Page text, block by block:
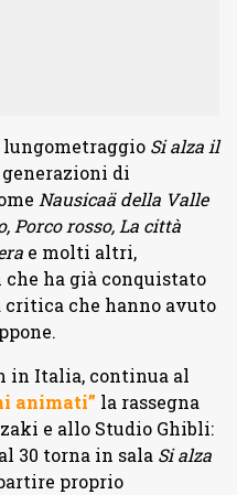
Si alza il
di
Nausicaä della Valle
Porco rosso, La città
e molti altri,
ha già conquistato
critica che hanno avuto
in Italia, continua al
animati” la rassegna
e allo Studio Ghibli:
30 torna in sala Si alza
proprio